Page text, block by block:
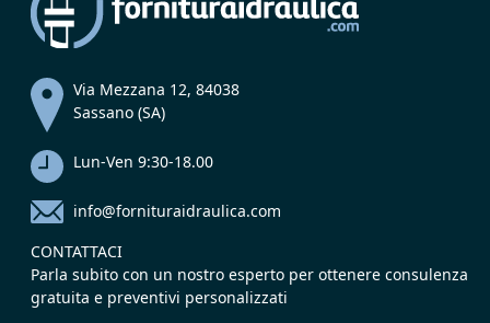
Via Mezzana 12, 84038
Sassano (SA)
Lun-Ven 9:30-18.00
info@fornituraidraulica.com
CONTATTACI
Parla subito con un nostro esperto per ottenere consulenza
gratuita e preventivi personalizzati